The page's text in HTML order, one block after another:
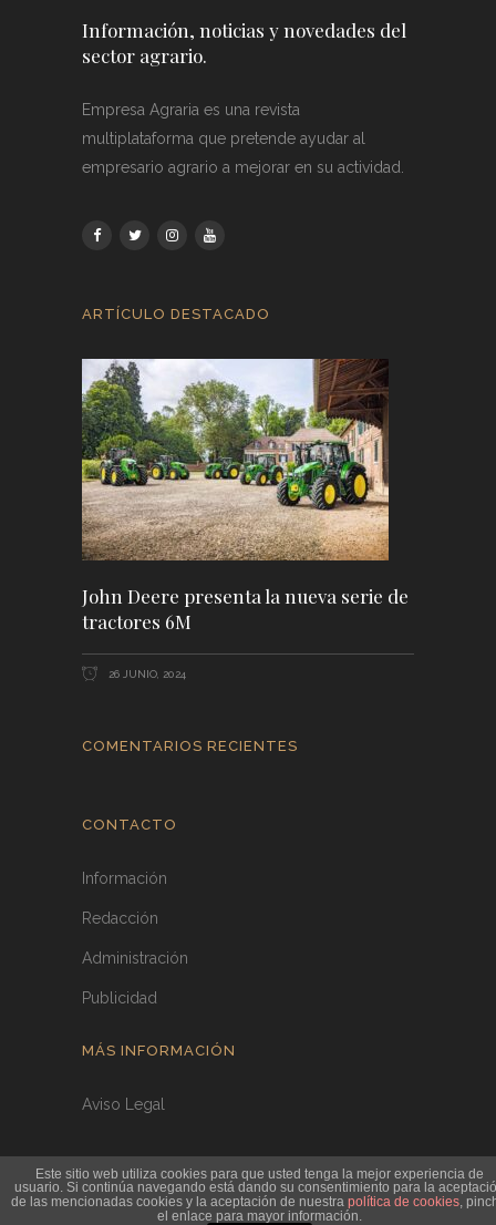
Información, noticias y novedades del
sector agrario.
Empresa Agraria es una revista
multiplataforma que pretende ayudar al
empresario agrario a mejorar en su actividad.
ARTÍCULO DESTACADO
John Deere presenta la nueva serie de
tractores 6M
26 JUNIO, 2024
COMENTARIOS RECIENTES
CONTACTO
Información
Redacción
Administración
Publicidad
MÁS INFORMACIÓN
Aviso Legal
Empresa Agraria
Este sitio web utiliza cookies para que usted tenga la mejor experiencia de
usuario. Si continúa navegando está dando su consentimiento para la
de las mencionadas cookies y la aceptación de nuestra política de cookies,
el enlace para mayor información.